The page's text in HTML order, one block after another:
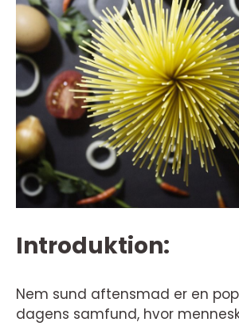
Introduktion:
Nem sund aftensmad er en
dagens samfund, hvor